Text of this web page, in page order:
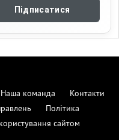
Підписатися
Наша команда
Контакти
Політика
сайтом